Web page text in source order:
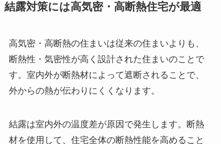
結露対策には高気密・高断熱住宅が最適
高気密・高断熱の住まいは従来の住まいよりも、
断熱性・気密性が高く設計された住まいのことで
す。室内外が断熱材によって遮断されることで、
外からの熱が伝わりにくくなります。
結露は室内外の温度差が原因で発生します。断熱
材を使用して、住宅全体の断熱性能を高めること